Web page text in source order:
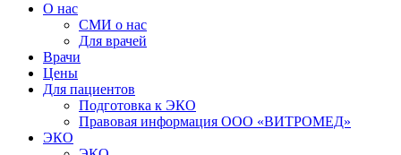
О нас
СМИ о нас
Для врачей
Врачи
Цены
Для пациентов
Подготовка к ЭКО
Правовая информация ООО «ВИТРОМЕД»
ЭКО